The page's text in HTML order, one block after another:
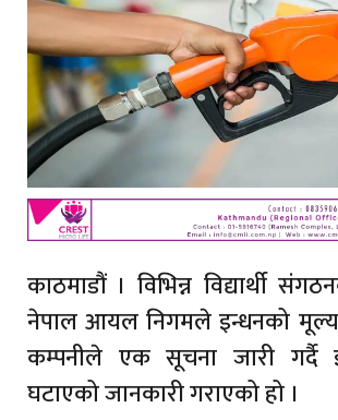
काठमाडौं । विभिन्न विद्यार्थी
नेपाल आयल निगमले इन्धनको
कम्पनीले एक सूचना जारी गर्दै
घटाएको जानकारी गराएको हो ।